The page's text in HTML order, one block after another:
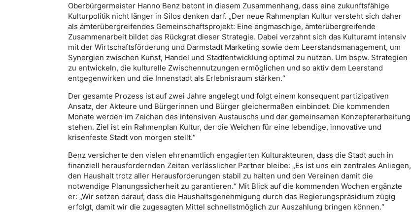
Oberbürgermeister Hanno Benz betont in diesem Zusammenhang, dass eine zukunftsfähige
Kulturpolitik nicht länger in Silos denken darf. „Der neue Rahmenplan Kultur versteht sich daher
als ämterübergreifendes Gemeinschaftsprojekt: Eine engmaschige, ämterübergreifende
Zusammenarbeit bildet das Rückgrat dieser Strategie. Dabei verzahnt sich das Kulturamt intensiv
mit der Wirtschaftsförderung und Darmstadt Marketing sowie dem Leerstandsmanagement, um
Synergien zwischen Kunst, Handel und Stadtentwicklung optimal zu nutzen. Um bspw. Strategien
zu entwickeln, die kulturelle Zwischennutzungen ermöglichen und so aktiv dem Leerstand
entgegenwirken und die Innenstadt als Erlebnisraum stärken.“
Der gesamte Prozess ist auf zwei Jahre angelegt und folgt einem konsequent partizipativen
Ansatz, der Akteure und Bürgerinnen und Bürger gleichermaßen einbindet. Die kommenden
Monate werden im Zeichen des intensiven Austauschs und der gemeinsamen Konzepterarbeitung
stehen. Ziel ist ein Rahmenplan Kultur, der die Weichen für eine lebendige, innovative und
krisenfeste Stadt von morgen stellt.“
Benz versicherte den vielen ehrenamtlich engagierten Kulturakteuren, dass die Stadt auch in
finanziell herausfordernden Zeiten verlässlicher Partner bleibe: „Es ist uns ein zentrales Anliegen,
den Haushalt trotz aller Herausforderungen stabil zu halten und den Vereinen damit die
notwendige Planungssicherheit zu garantieren.“ Mit Blick auf die kommenden Wochen ergänzte
er: „Wir setzen darauf, dass die Haushaltsgenehmigung durch das Regierungspräsidium zügig
erfolgt, damit wir die zugesagten Mittel schnellstmöglich zur Auszahlung bringen können.“